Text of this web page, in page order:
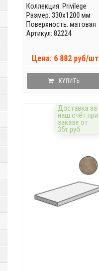
Коллекция: Privilege
Размер: 330x1200 мм
Поверхность: матовая
Артикул: 82224
Цена: 6 882 руб/шт
КУПИТЬ
Доставка за
наш счёт при
заказе от
35т.руб